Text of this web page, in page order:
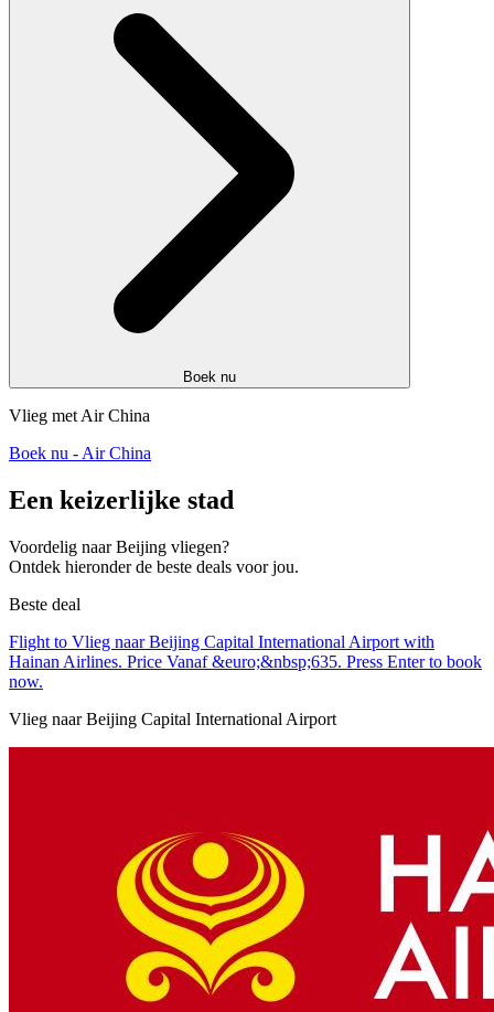
Boek nu
Vlieg met Air China
Boek nu - Air China
Een keizerlijke stad
Voordelig naar Beijing vliegen?
Ontdek hieronder de beste deals voor jou.
Beste deal
Flight to Vlieg naar Beijing Capital International Airport with
Hainan Airlines. Price Vanaf &euro;&nbsp;635. Press Enter to book
now.
Vlieg naar Beijing Capital International Airport